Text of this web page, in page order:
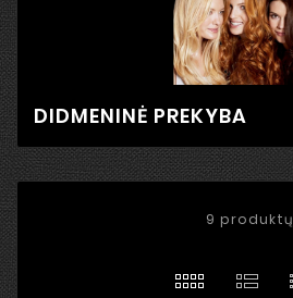
DIDMENINĖ PREKYBA
9 produktų